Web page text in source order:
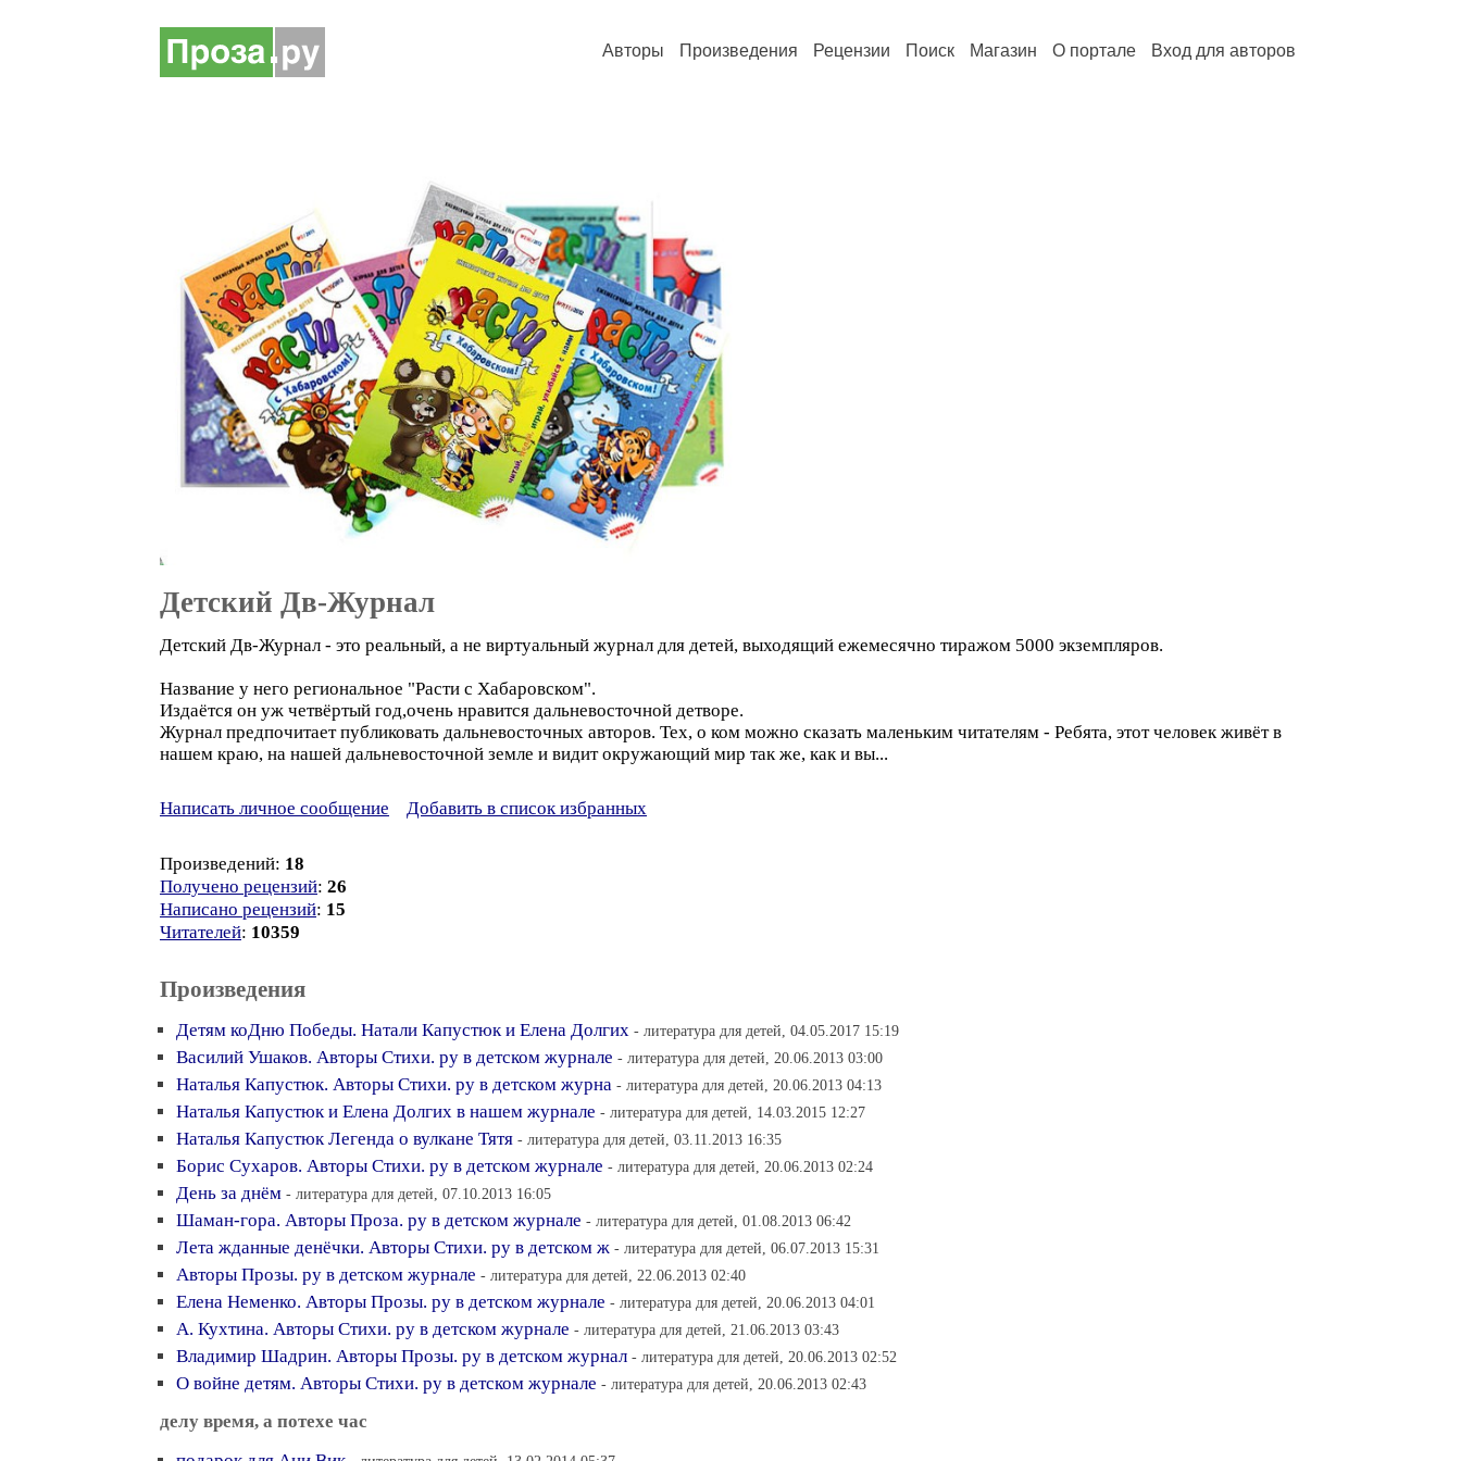
Авторы Произведения Рецензии Поиск Магазин О портале Вход для авторов
Детский Дв-Журнал
Детский Дв-Журнал - это реальный, а не виртуальный журнал для детей, выходящий ежемесячно тиражом 5000 экземпляров.
Название у него региональное "Расти с Хабаровском".
Издаётся он уж четвёртый год,очень нравится дальневосточной детворе.
Журнал предпочитает публиковать дальневосточных авторов. Тех, о ком можно сказать маленьким читателям - Ребята, этот человек живёт в
нашем краю, на нашей дальневосточной земле и видит окружающий мир так же, как и вы...
Написать личное сообщение Добавить в список избранных
Произведений: 18
Получено рецензий: 26
Написано рецензий: 15
Читателей: 10359
Произведения
Детям коДню Победы. Натали Капустюк и Елена Долгих - литература для детей, 04.05.2017 15:19
Василий Ушаков. Авторы Стихи. ру в детском журнале - литература для детей, 20.06.2013 03:00
Наталья Капустюк. Авторы Стихи. ру в детском журна - литература для детей, 20.06.2013 04:13
Наталья Капустюк и Елена Долгих в нашем журнале - литература для детей, 14.03.2015 12:27
Наталья Капустюк Легенда о вулкане Тятя - литература для детей, 03.11.2013 16:35
Борис Сухаров. Авторы Стихи. ру в детском журнале - литература для детей, 20.06.2013 02:24
День за днём - литература для детей, 07.10.2013 16:05
Шаман-гора. Авторы Проза. ру в детском журнале - литература для детей, 01.08.2013 06:42
Лета жданные денёчки. Авторы Стихи. ру в детском ж - литература для детей, 06.07.2013 15:31
Авторы Прозы. ру в детском журнале - литература для детей, 22.06.2013 02:40
Елена Неменко. Авторы Прозы. ру в детском журнале - литература для детей, 20.06.2013 04:01
А. Кухтина. Авторы Стихи. ру в детском журнале - литература для детей, 21.06.2013 03:43
Владимир Шадрин. Авторы Прозы. ру в детском журнал - литература для детей, 20.06.2013 02:52
О войне детям. Авторы Стихи. ру в детском журнале - литература для детей, 20.06.2013 02:43
делу время, а потехе час